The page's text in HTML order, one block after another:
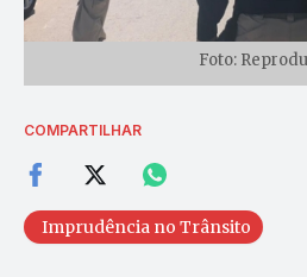
Foto:
COMPARTILHAR
Imprudência no Trânsito